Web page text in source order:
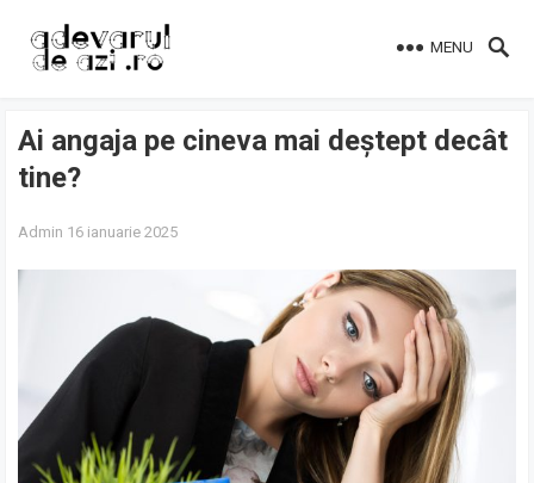
MENU
Ai angaja pe cineva mai deștept decât
tine?
Admin 16 ianuarie 2025